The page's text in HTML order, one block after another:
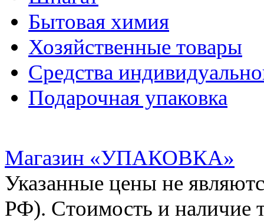
Бытовая химия
Хозяйственные товары
Средства
Подарочная упаковка
Магазин «УПАКОВКА»
Указанные цены не
РФ). Стоимость и наличие